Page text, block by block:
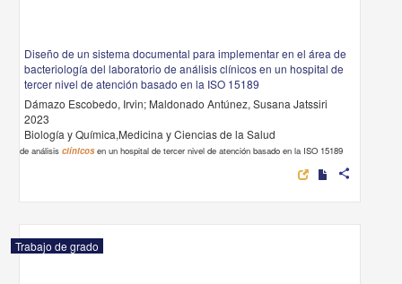
Diseño de un sistema documental para implementar en el área de
bacteriología del laboratorio de análisis clínicos en un hospital de
tercer nivel de atención basado en la ISO 15189
Dámazo Escobedo, Irvin; Maldonado Antúnez, Susana Jatssiri
2023
Biología y Química,Medicina y Ciencias de la Salud
de análisisclínicosen un hospital de tercer nivel de atención basado en la ISO 15189
share
Trabajo de grado